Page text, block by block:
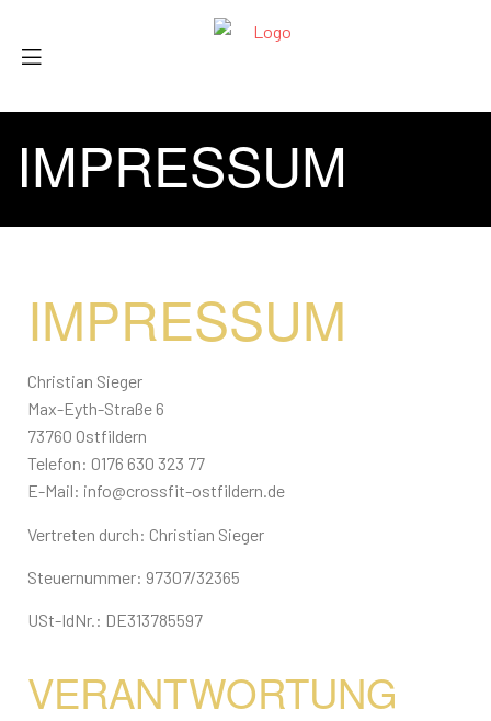
IMPRESSUM
IMPRESSUM
Christian Sieger
Max-Eyth-Straße 6
73760 Ostfildern
Telefon: 0176 630 323 77
E-Mail: info@crossfit-ostfildern.de
Vertreten durch: Christian Sieger
Steuernummer: 97307/32365
USt-IdNr.: DE313785597
VERANTWORTUNG